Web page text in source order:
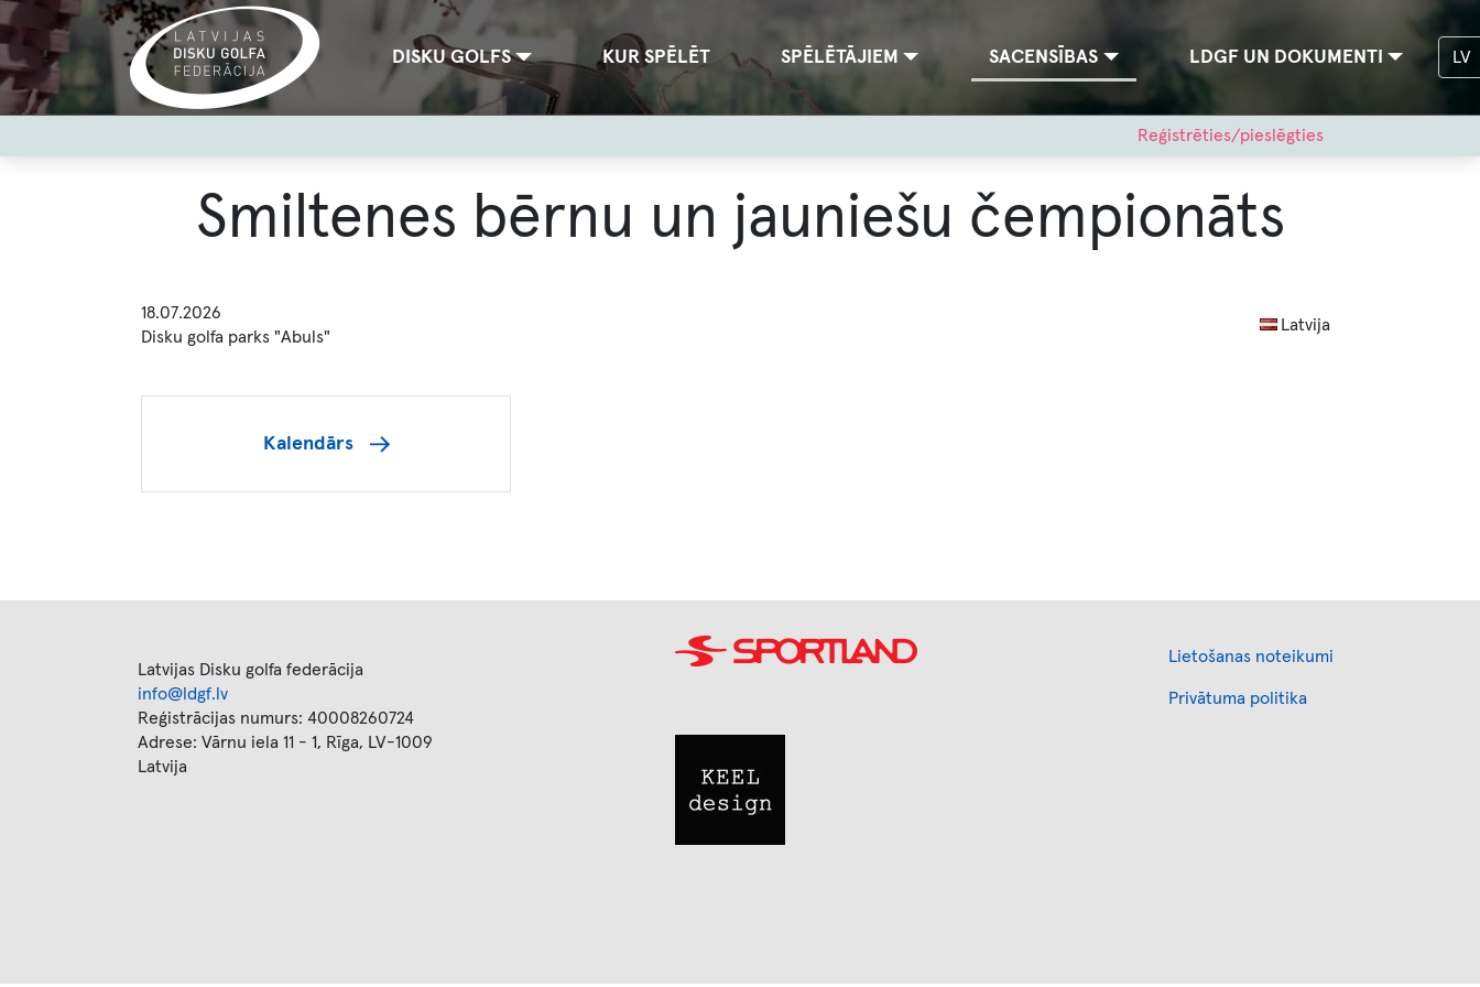
Pārlekt
galveno
saturu
navigationDISKU GOLFS KUR SPĒLĒT SPĒLĒTĀJIEM SACENSĪBAS LDGF UN DOKUMENTI LV
menu
Reģistrēties/pieslēgties
Smiltenes bērnu un jauniešu čempionāts
18.07.2026
Latvija
Disku golfa parks "Abuls"
Kalendārs
Latvijas Disku golfa federācija
info@ldgf.lv
Reģistrācijas numurs: 40008260724
Adrese: Vārnu iela 11 - 1, Rīga, LV-1009
Latvija
Image Lietošanas noteikumi
Privātuma politika